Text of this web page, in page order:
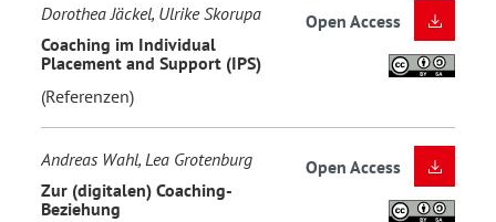
Dorothea Jäckel, Ulrike Skorupa
Coaching im Individual
Placement and Support (IPS)
(Referenzen)
Open Access
Andreas Wahl, Lea Grotenburg
Zur (digitalen) Coaching-
Beziehung
Open Access